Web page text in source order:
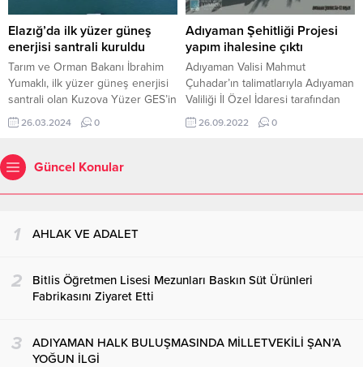
masaya ellerini koyarak yemin
etti. ilçe Jandarma Bölük
Komutanı Yüzbaşı Serdar
Kayacan yaptığı konuşmada
şunları söyledi....
Elazığ’da ilk yüzer güneş
enerjisi santrali kuruldu
Tarım ve Orman Bakanı İbrahim
Yumaklı, ilk yüzer güneş enerjisi
santrali olan Kuzova Yüzer GES’in
Elazığ’da kurulduğunu duyurdu.
26 Mart 2024, 13:55 yayınlandı
santrali kuruldu Tarım ve Orman
Bakanı İbrahim Yumaklı sosyal
medya hesabından yaptığı
enerjisi santrali olan Kuzova
26.03.2024 0
Adıyaman Şehitliği Projesi
yapım ihalesine çıktı
Adıyaman Valisi Mahmut
Çuhadar’ın talimatlarıyla Adıyaman
Valiliği İl Özel İdaresi tarafından
projelendirilerek kahraman
şehitlerin aziz hatıralarını
Adıyaman Valiliği İl Özel İdaresi
Mezarlık’ta bulunan Adıyaman
26.09.2022 0
Güncel Konular
1 AHLAK VE ADALET
2
Bitlis Öğretmen Lisesi Mezunları Baskın Süt Ürünleri
Fabrikasını Ziyaret Etti
3
ADIYAMAN HALK BULUŞMASINDA MİLLETVEKİLİ ŞAN’A
YOĞUN İLGİ